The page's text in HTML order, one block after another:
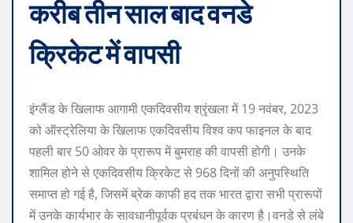
करीब तीन साल बाद वनडे
क्रिकेट में वापसी
इंग्लैंड के खिलाफ आगामी एकदिवसीय श्रृंखला में 19 नवंबर, 2023
को ऑस्ट्रेलिया के खिलाफ एकदिवसीय विश्व कप फाइनल के बाद
पहली बार 50 ओवर के प्रारूप में बुमराह की वापसी होगी। उनके
शामिल होने से एकदिवसीय क्रिकेट से 968 दिनों की अनुपस्थिति
समाप्त हो गई है, जिसमें ब्रेक काफी हद तक भारत द्वारा सभी प्रारूपों
में उनके कार्यभार के सावधानीपूर्वक प्रबंधन के कारण है।वनडे से लंबे